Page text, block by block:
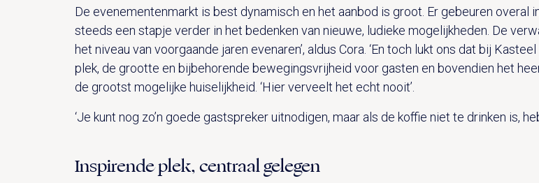
De evenementenmarkt is best dynamisch en het aanbod is groot. Er gebeuren overal
steeds een stapje verder in het bedenken van nieuwe, ludieke mogelijkheden. De
het niveau van voorgaande jaren evenaren’, aldus Cora. ‘En toch lukt ons dat bij
plek, de grootte en bijbehorende bewegingsvrijheid voor gasten en bovendien het
de grootst mogelijke huiselijkheid. ‘Hier verveelt het echt nooit’.
‘Je kunt nog zo’n goede gastspreker uitnodigen, maar als de koffie niet te drinken is,
Inspirende plek, centraal gelegen